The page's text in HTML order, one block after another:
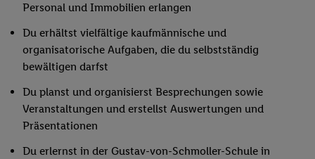
Personal und Immobilien erlangen
Du erhältst vielfältige kaufmännische und
organisatorische Aufgaben, die du selbstständig
bewältigen darfst
Du planst und organisierst Besprechungen sowie
Veranstaltungen und erstellst Auswertungen und
Präsentationen
Du erlernst in der Gustav-von-Schmoller-Schule in